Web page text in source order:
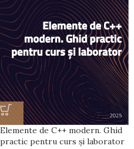
Elemente de C++ modern. Ghid
practic pentru curs și laborator